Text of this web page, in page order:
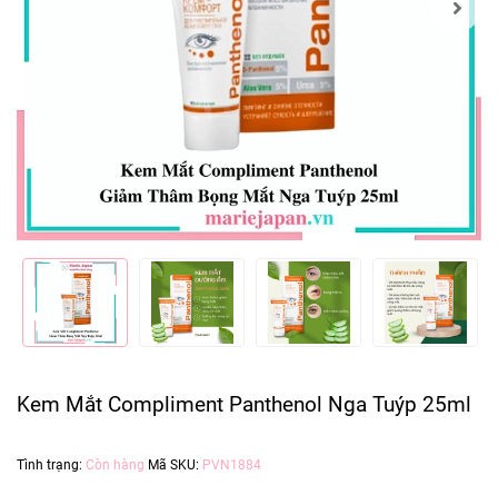
Kem Mắt Compliment Panthenol Nga Tuýp 25ml
Tình trạng: Còn hàng Mã SKU: PVN1884